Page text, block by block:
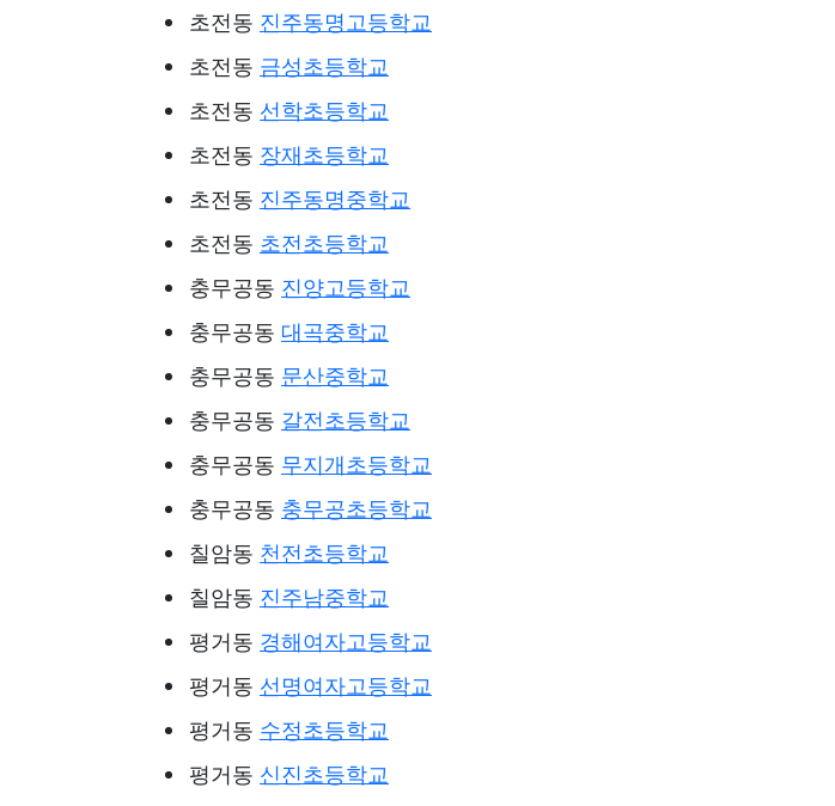
초전동 진주동명고등학교
초전동 금성초등학교
초전동 선학초등학교
초전동 장재초등학교
초전동 진주동명중학교
초전동 초전초등학교
충무공동 진양고등학교
충무공동 대곡중학교
충무공동 문산중학교
충무공동 갈전초등학교
충무공동 무지개초등학교
충무공동 충무공초등학교
칠암동 천전초등학교
칠암동 진주남중학교
평거동 경해여자고등학교
평거동 선명여자고등학교
평거동 수정초등학교
평거동 신진초등학교